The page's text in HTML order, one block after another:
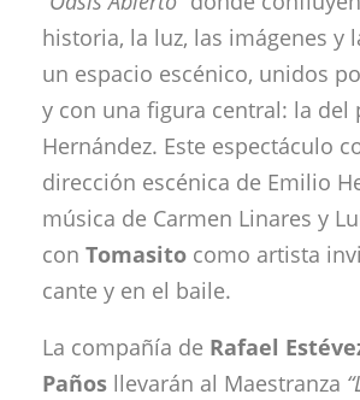
historia, la luz, las imágenes y
un espacio escénico, unidos
y con una figura central: la del
Hernández. Este espectáculo
dirección escénica de Emilio
música de Carmen Linares y
con Tomasito como artista
cante y en el baile.
La compañía de Rafael
Paños llevarán al Maestranza